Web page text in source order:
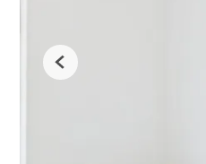
Previous